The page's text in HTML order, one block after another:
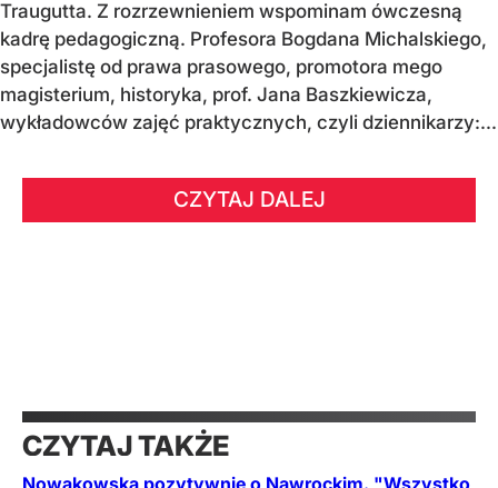
Traugutta. Z rozrzewnieniem wspominam ówczesną
kadrę pedagogiczną. Profesora Bogdana Michalskiego,
specjalistę od prawa prasowego, promotora mego
magisterium, historyka, prof. Jana Baszkiewicza,
wykładowców zajęć praktycznych, czyli dziennikarzy:...
CZYTAJ DALEJ
CZYTAJ TAKŻE
Nowakowska pozytywnie o Nawrockim. "Wszystko,